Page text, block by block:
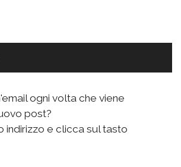
ogni volta che viene
post?
indirizzo e clicca sul tasto